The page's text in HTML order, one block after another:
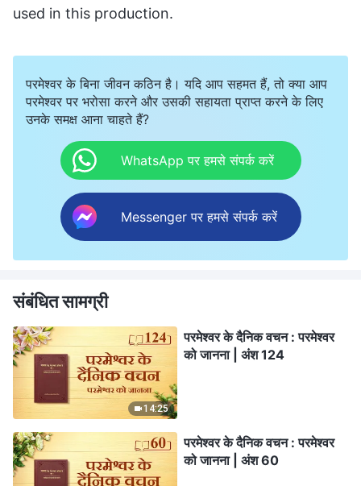
used in this production.
परमेश्वर के बिना जीवन कठिन है। यदि आप सहमत हैं, तो क्या आप
परमेश्वर पर भरोसा करने और उसकी सहायता प्राप्त करने के लिए
उनके समक्ष आना चाहते हैं?
WhatsApp पर हमसे संपर्क करें
Messenger पर हमसे संपर्क करें
संबंधित सामग्री
14:25
परमेश्वर के दैनिक वचन : परमेश्वर
को जानना | अंश 124
परमेश्वर के दैनिक वचन : परमेश्वर
को जानना | अंश 60